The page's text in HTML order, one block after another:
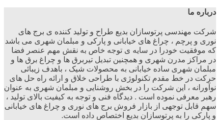
درباره ما
شرکت مهندسی پرتوسازان بدیع طراح و تولید کننده ی برج های
نوری و پرچم ، چراغ های خیابانی و پارکی و مبلمان شهری می باشد
که موفقیت خودرا در سایه ی توجه خاص به نقش مهم عنصر فضا
در مراکز مدرن شهری و همچنین تبدیل تیربرق ها و چراغ برق ها و
مبلمان شهری ساده خیابانی به محصولات شیک ، باهدف زیبائی
حرکت در خط مقدم تکنولوژی با طراحی خلاق و ارائه راه حل های
نوآورانه ، این شرکت را در بخش روشنایی و مبلمان شهری به عنوان
رهبر معرفی نموده است . دیدگاه فنی و توجه به کیفیت بالای تولید ،
سهم قابل توجهی از بازار فروش برج های نوری و چراغ های خیابانی
و پارکی را به پرتوسازان بدیع اختصاص داده است.